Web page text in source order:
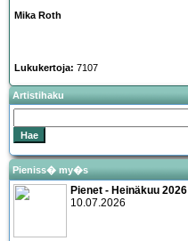
Mika Roth
Lukukertoja: 7107
Artistihaku
Pieniss� my�s
Pienet - Heinäkuu 2026
10.07.2026